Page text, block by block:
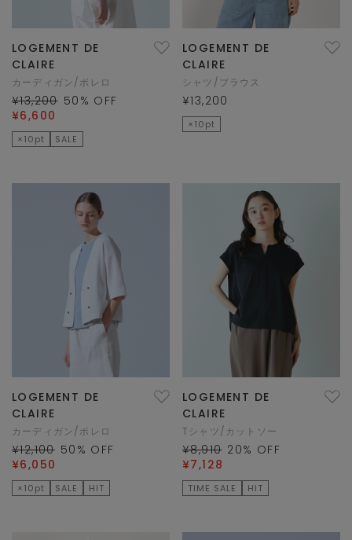
LOGEMENT DE
CLAIRE
カーディガン/ボレロ
¥13,200 50 % OFF
¥6,600
×10pt SALE
LOGEMENT DE
CLAIRE
シャツ/ブラウス
¥13,200
×10pt
LOGEMENT DE
CLAIRE
カーディガン/ボレロ
¥12,100 50 % OFF
¥6,050
×10pt SALE HIT
LOGEMENT DE
CLAIRE
Tシャツ/カットソー
¥8,910 20% OFF
¥7,128
TIME SALE HIT